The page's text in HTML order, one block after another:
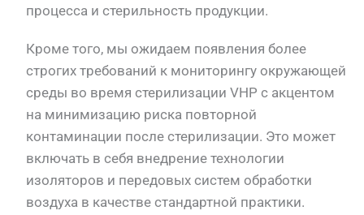
процесса и стерильность продукции.
Кроме того, мы ожидаем появления более
строгих требований к мониторингу окружающей
среды во время стерилизации VHP с акцентом
на минимизацию риска повторной
контаминации после стерилизации. Это может
включать в себя внедрение технологии
изоляторов и передовых систем обработки
воздуха в качестве стандартной практики.